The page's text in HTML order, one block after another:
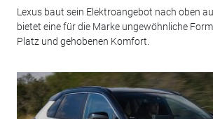
Lexus baut sein Elektroangebot nach oben
bietet eine für die Marke ungewöhnliche
Platz und gehobenen Komfort.